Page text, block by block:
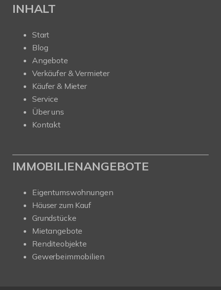
INHALT
Start
Blog
Angebote
Verkäufer & Vermieter
Käufer & Mieter
Service
Über uns
Kontakt
IMMOBILIENANGEBOTE
Eigentumswohnungen
Häuser zum Kauf
Grundstücke
Mietangebote
Renditeobjekte
Gewerbeimmobilien